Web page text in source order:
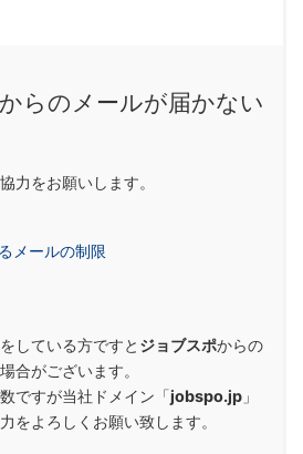
らのメールが届かない
力をお願いします。
メールの制限
している方ですと ジョブスポからの
合がございます。
ですが当社ドメイン「jobspo.jp 」
をよろしくお願い致します。